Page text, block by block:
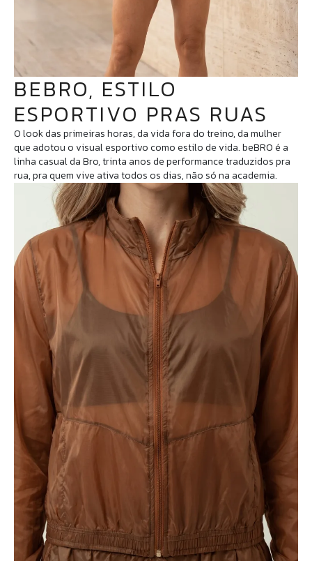
BEBRO, ESTILO
ESPORTIVO PRAS RUAS
O look das primeiras horas, da vida fora do treino, da mulher
que adotou o visual esportivo como estilo de vida. beBRO é a
linha casual da Bro, trinta anos de performance traduzidos pra
rua, pra quem vive ativa todos os dias, não só na academia.